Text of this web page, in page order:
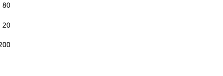
80
20